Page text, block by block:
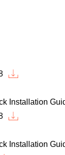
Installation
Installation